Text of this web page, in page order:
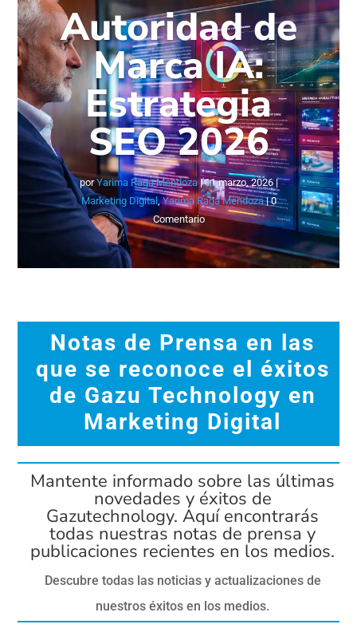
Autoridad de
Marca IA:
Estrategia
SEO 2026
porYarima Raga Mendoza|11 marzo, 2026|
Marketing Digital ,Yarima Raga Mendoza| 0
Comentario
Notas de Prensa en las
que se reconoce el éxitos
de Gazu Technology en
Marketing Digital
Mantente informado sobre las últimas
novedades y éxitos de
Gazutechnology. Aquí encontrarás
todas nuestras notas de prensa y
publicaciones recientes en los medios.
Descubre todas las noticias y actualizaciones de
nuestros éxitos en los medios.